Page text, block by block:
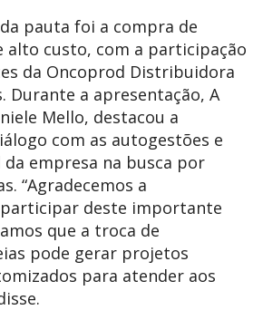
pauta foi a compra de
alto custo, com a participação
da Oncoprod Distribuidora
Durante a apresentação, A
Mello, destacou a
com as autogestões e
empresa na busca por
“Agradecemos a
deste importante
que a troca de
pode gerar projetos
para atender aos